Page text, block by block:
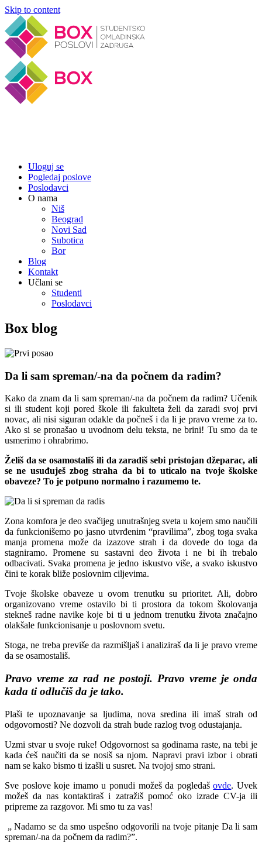
Skip to content
Uloguj se
Pogledaj poslove
Poslodavci
O nama
Niš
Beograd
Novi Sad
Subotica
Bor
Blog
Kontakt
Učlani se
Studenti
Poslodavci
Box blog
Da li sam spreman/-na da počnem da radim?
Kako da znam da li sam spreman/-na da počnem da radim? Učenik
si ili student koji pored škole ili fakulteta želi da zaradi svoj prvi
novac, ali nisi siguran odakle da počneš i da li je pravo vreme za to.
Ako si se pronašao u uvodnom delu teksta, ne brini! Tu smo da te
usmerimo i ohrabrimo.
Želiš da se osamostališ ili da zaradiš sebi pristojan džeparac, ali
se ne usuđuješ zbog straha da bi to uticalo na tvoje školske
obaveze? To je potpuno normalno i razumemo te.
Zona komfora je deo svačijeg unutrašnjeg sveta u kojem smo naučili
da funkcionišemo po jasno utvrđenim “pravilima”, zbog toga svaka
manja promena može da izazove strah i da dovede do toga da
stagniramo. Promene su sastavni deo života i ne bi ih trebalo
odbacivati. Svaka promena je jedno iskustvo više, a svako iskustvo
čini te korak bliže poslovnim ciljevima.
Tvoje školske obaveze u ovom trenutku su prioritet. Ali, dobro
organizovano vreme ostavilo bi ti prostora da tokom školovanja
stekneš radne navike koje bi ti u jednom trenutku života značajno
olakšale funkcionisanje u poslovnom svetu.
Stoga, ne treba previše da razmišljaš i analiziraš da li je pravo vreme
da se osamostališ.
Pravo vreme za rad ne postoji. Pravo vreme je onda
kada ti odlučiš da je tako.
Plaši te upoznavanje sa ljudima, nova sredina ili imaš strah od
odgovornosti? Ne dozvoli da strah bude razlog tvog odustajanja.
Uzmi stvar u svoje ruke! Odgovornost sa godinama raste, na tebi je
kada ćeš naučiti da se nosiš sa njom. Napravi pravi izbor i obrati
nam se kako bismo ti izašli u susret. Na tvojoj smo strani.
Sve poslove koje imamo u ponudi možeš da pogledašovde. Uvek
možeš da nas kontaktiraš i zatražiš pomoć oko izrade CV-ja ili
pripreme za razgovor. Mi smo tu za vas!
„ Nadamo se da smo uspešno odgovorili na tvoje pitanje Da li sam
spreman/-na da počnem da radim?”.